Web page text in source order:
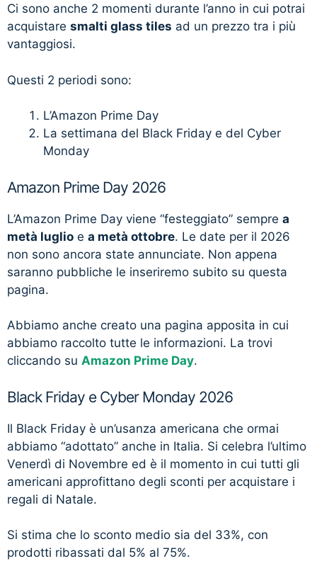
Ci sono anche 2 momenti durante l’anno in cui potrai
acquistare smalti glass tiles ad un prezzo tra i più
vantaggiosi.
Questi 2 periodi sono:
L’Amazon Prime Day
La settimana del Black Friday e del Cyber
Monday
Amazon Prime Day 2026
L’Amazon Prime Day viene “festeggiato” sempre a
metà luglio e a metà ottobre. Le date per il 2026
non sono ancora state annunciate. Non appena
saranno pubbliche le inseriremo subito su questa
pagina.
Abbiamo anche creato una pagina apposita in cui
abbiamo raccolto tutte le informazioni. La trovi
cliccando su Amazon Prime Day.
Black Friday e Cyber Monday 2026
Il Black Friday è un’usanza americana che ormai
abbiamo “adottato” anche in Italia. Si celebra l’ultimo
Venerdì di Novembre ed è il momento in cui tutti gli
americani approfittano degli sconti per acquistare i
regali di Natale.
Si stima che lo sconto medio sia del 33%, con
prodotti ribassati dal 5% al 75%.